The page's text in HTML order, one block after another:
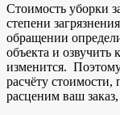
Стоимость уборки
степени
обращении
объекта и озвучить
изменится.
расчёту
расценим ваш